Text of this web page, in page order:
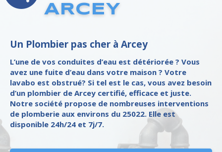
ARCEY
Un Plombier pas cher à Arcey
L’une de vos conduites d’eau est détériorée ? Vous
avez une fuite d’eau dans votre maison ? Votre
lavabo est obstrué? Si tel est le cas, vous avez besoin
d’un plombier de Arcey certifié, efficace et juste.
Notre société propose de nombreuses interventions
de plomberie aux environs du 25022. Elle est
disponible 24h/24 et 7j/7.